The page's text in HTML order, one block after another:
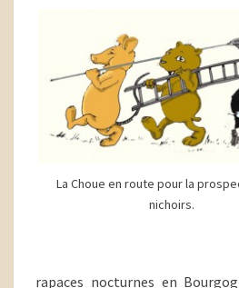
La Choue en route pour la
nichoirs.
rapaces nocturnes en